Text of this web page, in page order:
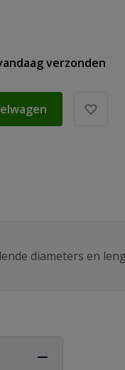
verzonden
diameters en